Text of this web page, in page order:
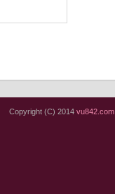
Copyright (C) 2014 vu842.com